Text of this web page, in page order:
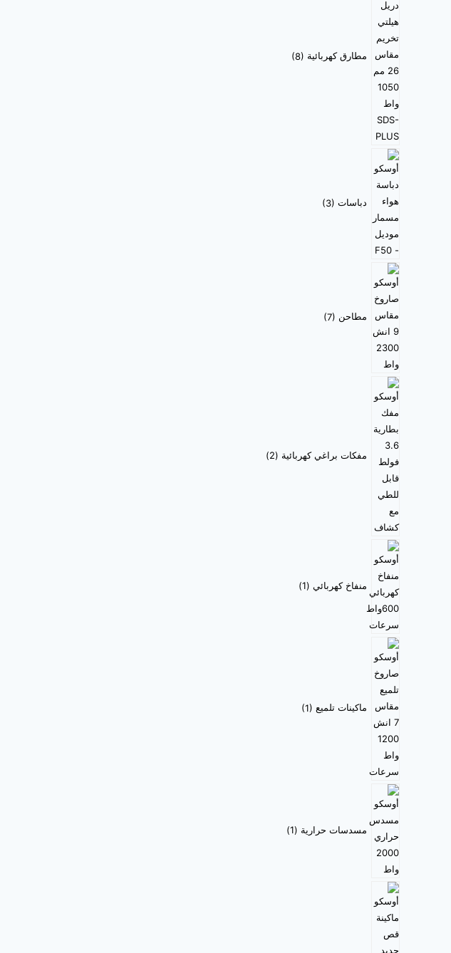
مطارق كهربائية 8
دباسات 3
مطاحن 7
مفكات براغي كهربائية 2
منفاخ كهربائي 1
ماكينات تلميع 1
مسدسات حرارية 1